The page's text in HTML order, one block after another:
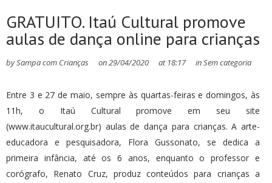
GRATUITO. Itaú Cultural promove
aulas de dança online para crianças
bySampa com Crianças on29/04/2020 at 18:17 inSem categoria
Entre 3 e 27 de maio, sempre às quartas-feiras e domingos, às
11h, o Itaú Cultural promove em seu site
(www.itaucultural.org.br) aulas de dança para crianças. A arte-
educadora e pesquisadora, Flora Gussonato, se dedica a
primeira infância, até os 6 anos, enquanto o professor e
corógrafo, Renato Cruz, produz conteúdos para crianças a